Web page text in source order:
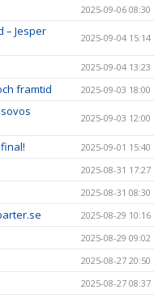
2025-09-06 08:30
– Jesper
2025-09-04 15:14
2025-09-04 13:23
framtid 2025-09-03 18:00
2025-09-03 12:00
2025-09-01 15:40
2025-08-31 17:27
2025-08-31 08:30
2025-08-29 10:16
2025-08-29 09:02
2025-08-27 20:50
2025-08-27 08:37